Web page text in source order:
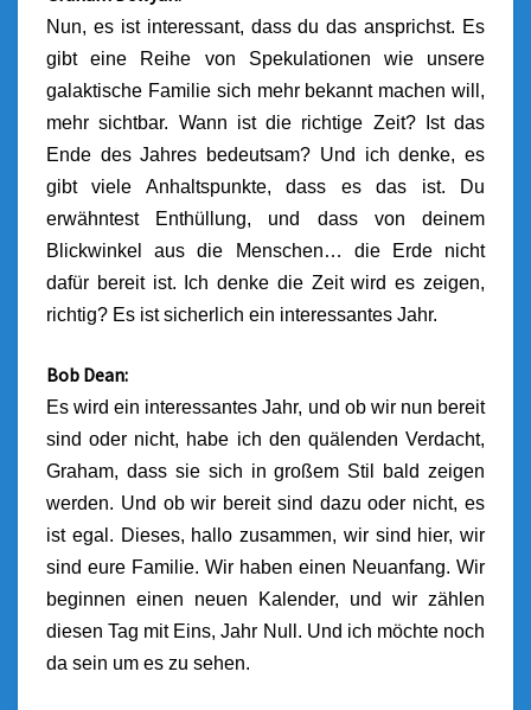
Nun, es ist interessant, dass du das ansprichst. Es
gibt eine Reihe von Spekulationen wie unsere
galaktische Familie sich mehr bekannt machen will,
mehr sichtbar. Wann ist die richtige Zeit? Ist das
Ende des Jahres bedeutsam? Und ich denke, es
gibt viele Anhaltspunkte, dass es das ist. Du
erwähntest Enthüllung, und dass von deinem
Blickwinkel aus die Menschen… die Erde nicht
dafür bereit ist. Ich denke die Zeit wird es zeigen,
richtig? Es ist sicherlich ein interessantes Jahr.
Bob Dean:
Es wird ein interessantes Jahr, und ob wir nun bereit
sind oder nicht, habe ich den quälenden Verdacht,
Graham, dass sie sich in großem Stil bald zeigen
werden. Und ob wir bereit sind dazu oder nicht, es
ist egal. Dieses, hallo zusammen, wir sind hier, wir
sind eure Familie. Wir haben einen Neuanfang. Wir
beginnen einen neuen Kalender, und wir zählen
diesen Tag mit Eins, Jahr Null. Und ich möchte noch
da sein um es zu sehen.